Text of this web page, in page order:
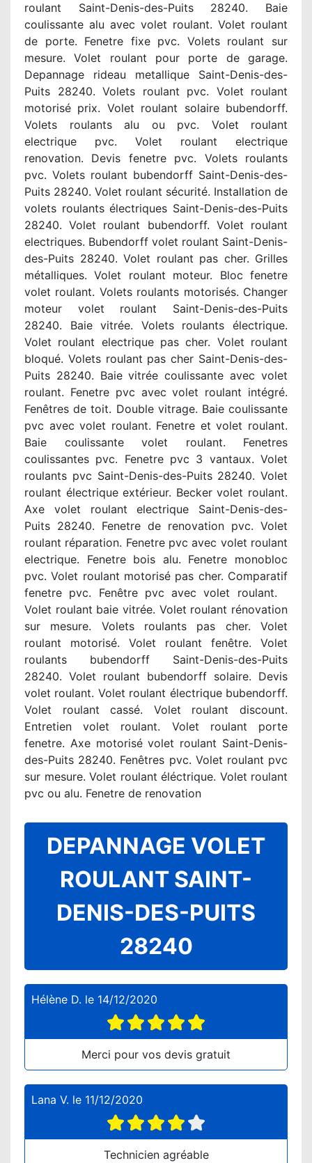
roulant Saint-Denis-des-Puits 28240. Baie
coulissante alu avec volet roulant. Volet roulant
de porte. Fenetre fixe pvc. Volets roulant sur
mesure. Volet roulant pour porte de garage.
Depannage rideau metallique Saint-Denis-des-
Puits 28240. Volets roulant pvc. Volet roulant
motorisé prix. Volet roulant solaire bubendorff.
Volets roulants alu ou pvc. Volet roulant
electrique pvc. Volet roulant electrique
renovation. Devis fenetre pvc. Volets roulants
pvc. Volets roulant bubendorff Saint-Denis-des-
Puits 28240. Volet roulant sécurité. Installation de
volets roulants électriques Saint-Denis-des-Puits
28240. Volet roulant bubendorff. Volet roulant
electriques. Bubendorff volet roulant Saint-Denis-
des-Puits 28240. Volet roulant pas cher. Grilles
métalliques. Volet roulant moteur. Bloc fenetre
volet roulant. Volets roulants motorisés. Changer
moteur volet roulant Saint-Denis-des-Puits
28240. Baie vitrée. Volets roulants électrique.
Volet roulant electrique pas cher. Volet roulant
bloqué. Volets roulant pas cher Saint-Denis-des-
Puits 28240. Baie vitrée coulissante avec volet
roulant. Fenetre pvc avec volet roulant intégré.
Fenêtres de toit. Double vitrage. Baie coulissante
pvc avec volet roulant. Fenetre et volet roulant.
Baie coulissante volet roulant. Fenetres
coulissantes pvc. Fenetre pvc 3 vantaux. Volet
roulants pvc Saint-Denis-des-Puits 28240. Volet
roulant électrique extérieur. Becker volet roulant.
Axe volet roulant electrique Saint-Denis-des-
Puits 28240. Fenetre de renovation pvc. Volet
roulant réparation. Fenetre pvc avec volet roulant
electrique. Fenetre bois alu. Fenetre monobloc
pvc. Volet roulant motorisé pas cher. Comparatif
fenetre pvc. Fenêtre pvc avec volet roulant.
Volet roulant baie vitrée. Volet roulant rénovation
sur mesure. Volets roulants pas cher. Volet
roulant motorisé. Volet roulant fenêtre. Volet
roulants bubendorff Saint-Denis-des-Puits
28240. Volet roulant bubendorff solaire. Devis
volet roulant. Volet roulant électrique bubendorff.
Volet roulant cassé. Volet roulant discount.
Entretien volet roulant. Volet roulant porte
fenetre. Axe motorisé volet roulant Saint-Denis-
des-Puits 28240. Fenêtres pvc. Volet roulant pvc
sur mesure. Volet roulant éléctrique. Volet roulant
pvc ou alu. Fenetre de renovation
DEPANNAGE VOLET
ROULANT SAINT-
DENIS-DES-PUITS
28240
Hélène D. le 14/12/2020
Merci pour vos devis gratuit
Lana V. le 11/12/2020
Technicien agréable